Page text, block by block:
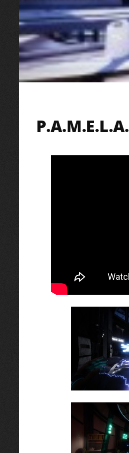
P.A.M.E.L.A.